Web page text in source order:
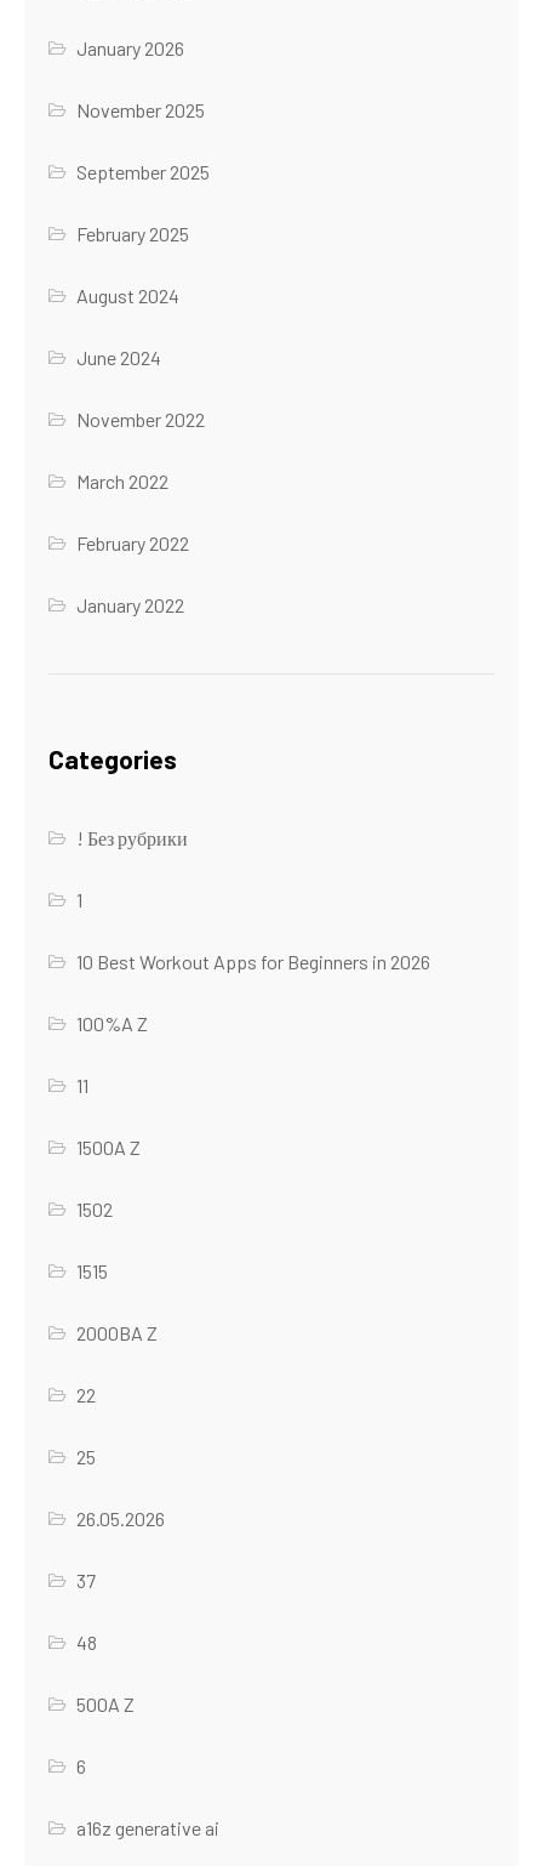
January 2026
November 2025
September 2025
February 2025
August 2024
June 2024
November 2022
March 2022
February 2022
January 2022
Categories
! Без рубрики
1
10 Best Workout Apps for Beginners in 2026
100%A Z
11
1500A Z
1502
1515
2000BA Z
22
25
26.05.2026
37
48
500A Z
6
a16z generative ai